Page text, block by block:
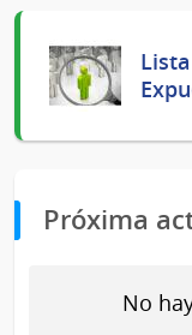
Próxima
No